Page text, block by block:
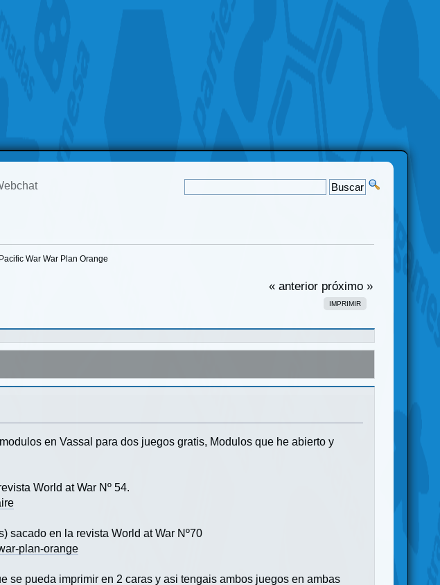
War War Plan Orange
« anterior próximo »
IMPRIMIR
en Vassal para dos juegos gratis, Modulos que he abierto y
World at War Nº 54.
sacado en la revista World at War Nº70
plan-orange
se pueda imprimir en 2 caras y asi tengais ambos juegos en ambas